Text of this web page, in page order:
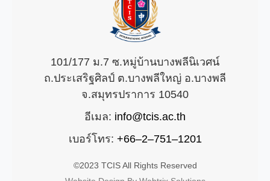
101/177 ม.7 ซ.หมู่บ้านบางพลีนิเวศน์
ถ.ประเสริฐศิลป์ ต.บางพลีใหญ่ อ.บางพลี
จ.สมุทรปราการ 10540
อีเมล: info@tcis.ac.th
เบอร์โทร: +66–2–751–1201
©2023 TCIS All Rights Reserved